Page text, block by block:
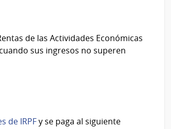
de las Actividades Económicas
sus ingresos no superen
de IRPFy se paga al siguiente